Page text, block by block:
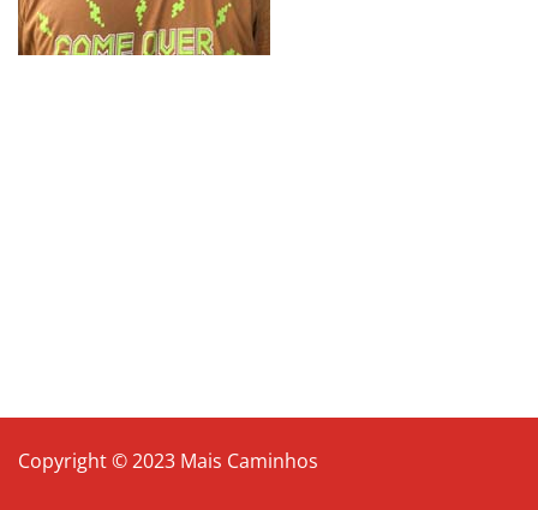
Copyright © 2023 Mais Caminhos